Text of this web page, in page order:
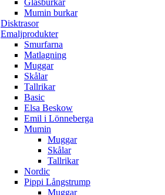
Glasburkar
Mumin burkar
Disktrasor
Emaljprodukter
Smurfarna
Matlagning
Muggar
Skålar
Tallrikar
Basic
Elsa Beskow
Emil i Lönneberga
Mumin
Muggar
Skålar
Tallrikar
Nordic
Pippi Långstrump
Muggar